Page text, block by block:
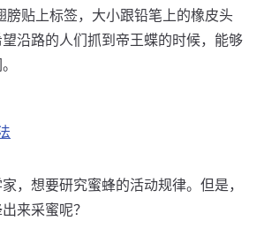
膀贴上标签，大小跟铅笔上的橡皮头
沿路的人们抓到帝王蝶的时候，能够
，想要研究蜜蜂的活动规律。但是，
来采蜜呢？